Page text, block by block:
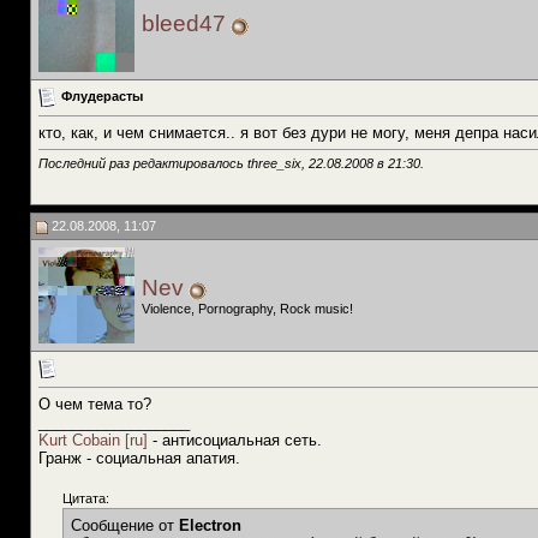
bleed47
Флудерасты
кто, как, и чем снимается.. я вот без дури не могу, меня депра
Последний раз редактировалось three_six, 22.08.2008 в 21:30
22.08.2008, 11:07
Nev
Violence, Pornography, Rock music!
О чем тема то?
Kurt Cobain [ru] - антисоциальная сеть.
Гранж - социальная апатия.
Цитата:
Сообщение от Electron